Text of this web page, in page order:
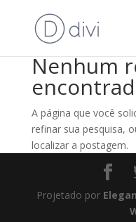
Nenhum
A página que você
refinar sua pesquisa,
localizar a postagem.
Projetado por